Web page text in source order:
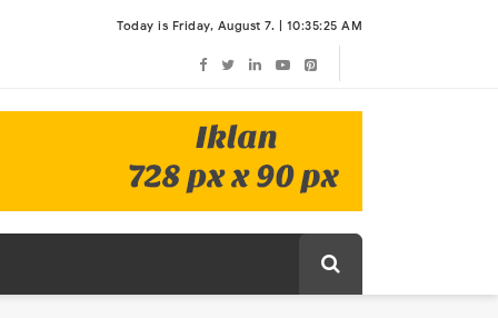
Today is Friday, August 7. | 10:35:25 AM